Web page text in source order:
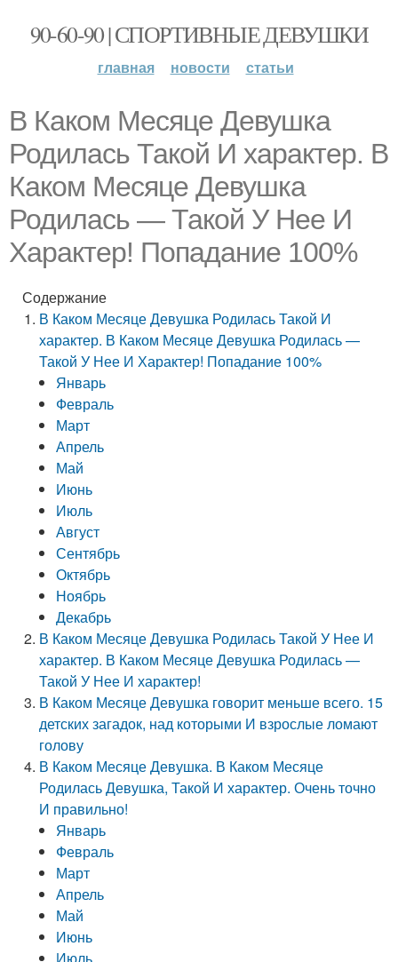
90-60-90 | СПОРТИВНЫЕ ДЕВУШКИ
главная новости статьи
В Каком Месяце Девушка
Родилась Такой И характер. В
Каком Месяце Девушка
Родилась — Такой У Нее И
Характер! Попадание 100%
Содержание
В Каком Месяце Девушка Родилась Такой И
характер. В Каком Месяце Девушка Родилась —
Такой У Нее И Характер! Попадание 100%
Январь
Февраль
Март
Апрель
Май
Июнь
Июль
Август
Сентябрь
Октябрь
Ноябрь
Декабрь
В Каком Месяце Девушка Родилась Такой У Нее И
характер. В Каком Месяце Девушка Родилась —
Такой У Нее И характер!
В Каком Месяце Девушка говорит меньше всего. 15
детских загадок, над которыми И взрослые ломают
голову
В Каком Месяце Девушка. В Каком Месяце
Родилась Девушка, Такой И характер. Очень точно
И правильно!
Январь
Февраль
Март
Апрель
Май
Июнь